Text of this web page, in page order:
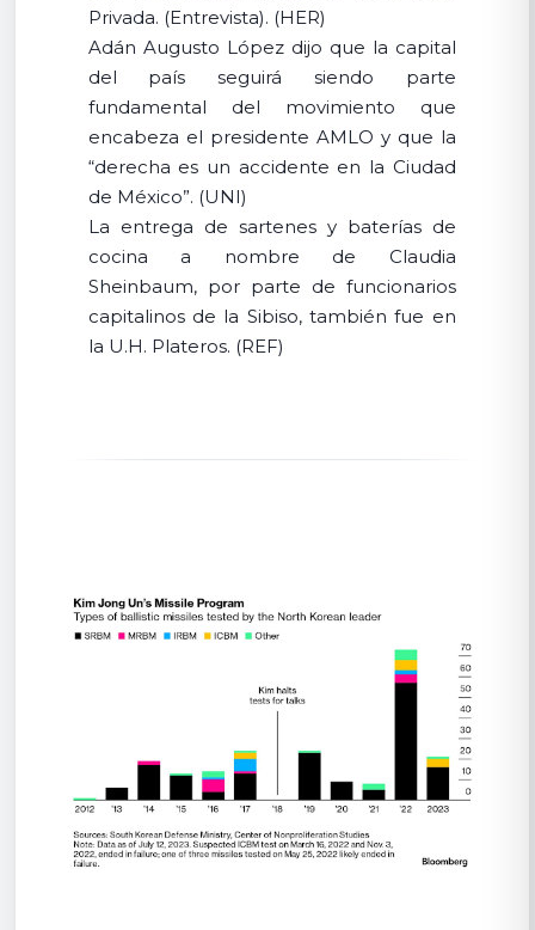
Privada. (Entrevista). (HER)
Adán Augusto López dijo que la capital
del país seguirá siendo parte
fundamental del movimiento que
encabeza el presidente AMLO y que la
“derecha es un accidente en la Ciudad
de México”. (UNI)
La entrega de sartenes y baterías de
cocina a nombre de Claudia
Sheinbaum, por parte de funcionarios
capitalinos de la Sibiso, también fue en
la U.H. Plateros. (REF)